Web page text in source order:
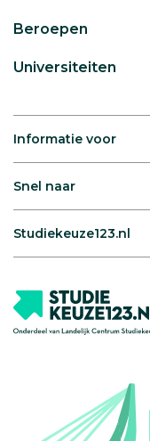
Beroepen
Universiteiten
Informatie voor
Snel naar
Studiekeuze123.nl